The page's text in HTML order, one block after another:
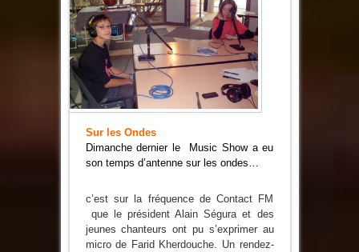
Sur les Ondes
Dimanche dernier le Music Show a eu
son temps d’antenne sur les ondes…
c’est sur la fréquence de Contact FM
que le président Alain Ségura et des
jeunes chanteurs ont pu s’exprimer au
micro de Farid Kherdouche. Un rendez-